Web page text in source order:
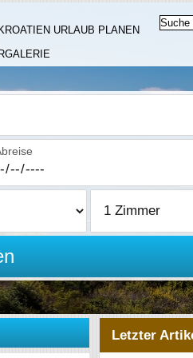
KROATIEN URLAUB PLANEN
Letzter